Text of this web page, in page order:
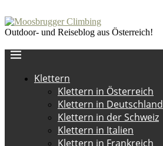
Outdoor- und Reiseblog aus Österreich!
Klettern
Klettern in Österreich
Klettern in Deutschland
Klettern in der Schweiz
Klettern in Italien
Klettern in Frankreich